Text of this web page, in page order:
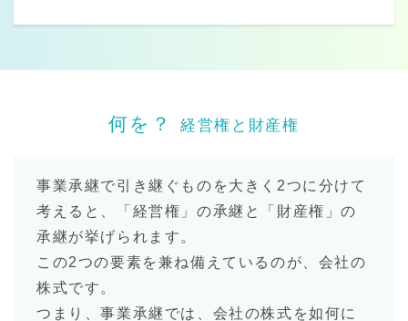
何を？ 経営権と財産権
事業承継で引き継ぐものを大きく2つに分けて
考えると、「経営権」の承継と「財産権」の
承継が挙げられます。
この2つの要素を兼ね備えているのが、会社の
株式です。
つまり、事業承継では、会社の株式を如何に